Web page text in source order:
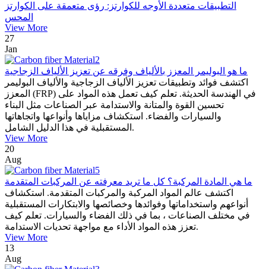
التطبيقات متعددة الأوجه للكوارتز: رؤى متعمقة على الكوارتز
المحس
View More
27
Jan
ما هو البوليمر المعزز بالألياف وفرقه عن تعزيز الألياف الزجاجية
اكتشف فوائد وتطبيقات تعزيز الألياف الزجاجية والألياف البوليمر
المعزز (FRP) في الهندسة الحديثة. تعلم كيف تعمل هذه المواد على
تحسين القوة والمتانة والاستدامة عبر الصناعات مثل البناء
والسيارات والفضاء. استكشاف مزاياها وأنواعها واتجاهاتها
المستقبلية في هذا الدليل الشامل.
View More
20
Aug
ما هي المادة المركبة؟ كل ما تريد معرفته عن المركبات المتقدمة
اكتشف عالم المواد المركبة والمركبات المتقدمة. استكشاف
أنواعهم واستخداماتها وفوائدها وخصائصها والابتكارات المستقبلية
في مختلف الصناعات ، بما في ذلك الفضاء والسيارات. تعلم كيف
تعزز هذه المواد الأداء مع مواجهة تحديات الاستدامة.
View More
13
Aug